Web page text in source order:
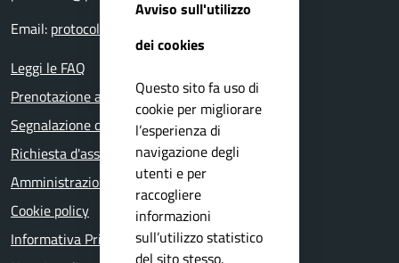
Email: protocollo@comune.nuvolera.bs.it
Leggi le FAQ
Prenotazione appuntamento
Segnalazione disservizio
Richiesta d'assistenza
Amministrazione trasparente
Cookie policy
Informativa Privacy
Avviso sull'utilizzo
dei cookies
Questo sito fa uso di
cookie per migliorare
l’esperienza di
navigazione degli
utenti e per
raccogliere
informazioni
sull’utilizzo statistico
del sito stesso.